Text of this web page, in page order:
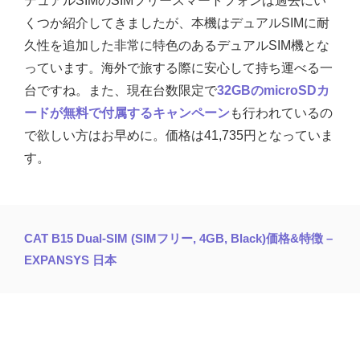
くつか紹介してきましたが、本機はデュアルSIMに耐
久性を追加した非常に特色のあるデュアルSIM機とな
っています。海外で旅する際に安心して持ち運べる一
台ですね。また、現在台数限定で32GBのmicroSDカ
ードが無料で付属するキャンペーン も行われているの
で欲しい方はお早めに。価格は41,735円となっていま
す。
CAT B15 Dual-SIM (SIMフリー, 4GB, Black)価格&特徴 –
EXPANSYS 日本